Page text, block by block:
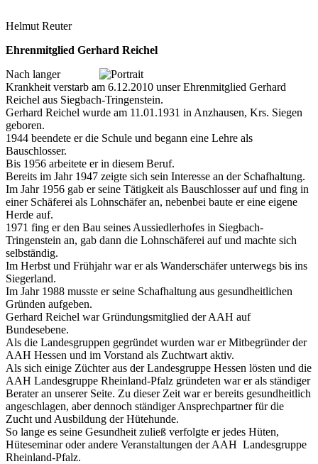
Helmut Reuter
Ehrenmitglied Gerhard Reichel
Nach langer
Krankheit verstarb am 6.12.2010 unser Ehrenmitglied Gerhard
Reichel aus Siegbach-Tringenstein.
Gerhard Reichel wurde am 11.01.1931 in Anzhausen, Krs. Siegen
geboren.
1944 beendete er die Schule und begann eine Lehre als
Bauschlosser.
Bis 1956 arbeitete er in diesem Beruf.
Bereits im Jahr 1947 zeigte sich sein Interesse an der Schafhaltung.
Im Jahr 1956 gab er seine Tätigkeit als Bauschlosser auf und fing in
einer Schäferei als Lohnschäfer an, nebenbei baute er eine eigene
Herde auf.
1971 fing er den Bau seines Aussiedlerhofes in Siegbach-
Tringenstein an, gab dann die Lohnschäferei auf und machte sich
selbständig.
Im Herbst und Frühjahr war er als Wanderschäfer unterwegs bis ins
Siegerland.
Im Jahr 1988 musste er seine Schafhaltung aus gesundheitlichen
Gründen aufgeben.
Gerhard Reichel war Gründungsmitglied der AAH auf
Bundesebene.
Als die Landesgruppen gegründet wurden war er Mitbegründer der
AAH Hessen und im Vorstand als Zuchtwart aktiv.
Als sich einige Züchter aus der Landesgruppe Hessen lösten und die
AAH Landesgruppe Rheinland-Pfalz gründeten war er als ständiger
Berater an unserer Seite. Zu dieser Zeit war er bereits gesundheitlich
angeschlagen, aber dennoch ständiger Ansprechpartner für die
Zucht und Ausbildung der Hütehunde.
So lange es seine Gesundheit zuließ verfolgte er jedes Hüten,
Hüteseminar oder andere Veranstaltungen der AAH Landesgruppe
Rheinland-Pfalz.